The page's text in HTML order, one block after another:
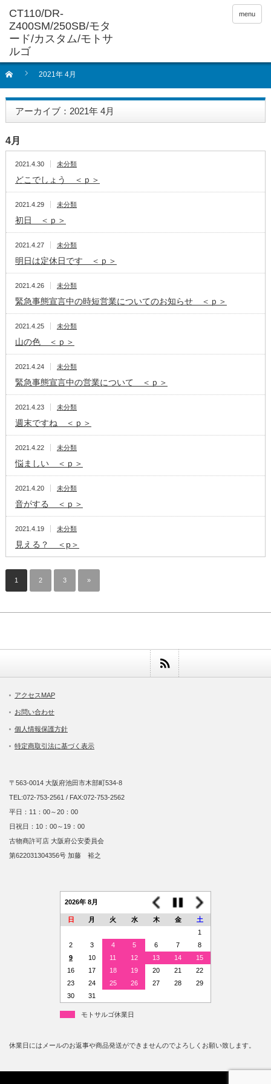
menu
2021年 4月
アーカイブ：2021年 4月
4月
2021.4.30 未分類
どこでしょう ＜ｐ＞
2021.4.29 未分類
初日 ＜ｐ＞
2021.4.27 未分類
明日は定休日です ＜ｐ＞
2021.4.26 未分類
緊急事態宣言中の時短営業についてのお知らせ ＜ｐ＞
2021.4.25 未分類
山の色 ＜ｐ＞
2021.4.24 未分類
緊急事態宣言中の営業について ＜ｐ＞
2021.4.23 未分類
週末ですね ＜ｐ＞
2021.4.22 未分類
悩ましい ＜ｐ＞
2021.4.20 未分類
音がする ＜ｐ＞
2021.4.19 未分類
見える？ ＜p＞
1 2 3 »
アクセスMAP
お問い合わせ
個人情報保護方針
特定商取引法に基づく表示
〒563-0014 大阪府池田市木部町534-8
TEL:072-753-2561 / FAX:072-753-2562
平日：11：00～20：00
日祝日：10：00～19：00
古物商許可店 大阪府公安委員会
第622031304356号 加藤 裕之
2026年 8月
日 月 火 水 木 金
土
1
2
3 4 5 6 7
8
9
10 11 12 13 14
15
16
17 18 19 20 21
22
23
24 25 26 27 28
29
30
31
モトサルゴ休業日
休業日にはメールのお返事や商品発送ができませんのでよろしくお願い致します。